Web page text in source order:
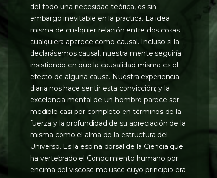
del todo una necesidad teórica, es sin
embargo inevitable en la práctica. La idea
misma de cualquier relación entre dos cosas
cualquiera aparece como causal. Incluso si la
declarásemos causal, nuestra mente seguiría
insistiendo en que la causalidad misma es el
efecto de alguna causa. Nuestra experiencia
diaria nos hace sentir esta convicción; y la
excelencia mental de un hombre parece ser
medible casi por completo en términos de la
fuerza y la profundidad de su apreciación de la
misma como el alma de la estructura del
Universo. Es la espina dorsal de la Ciencia que
ha vertebrado el Conocimiento humano por
encima del viscoso molusco cuyo principio era